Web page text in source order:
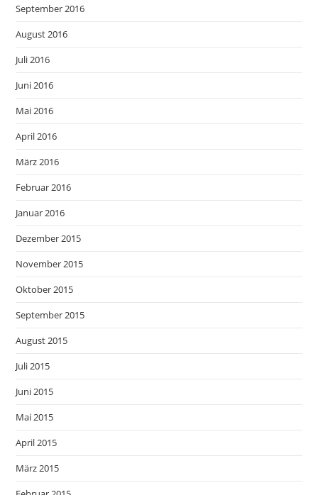
September 2016
August 2016
Juli 2016
Juni 2016
Mai 2016
April 2016
März 2016
Februar 2016
Januar 2016
Dezember 2015
November 2015
Oktober 2015
September 2015
August 2015
Juli 2015
Juni 2015
Mai 2015
April 2015
März 2015